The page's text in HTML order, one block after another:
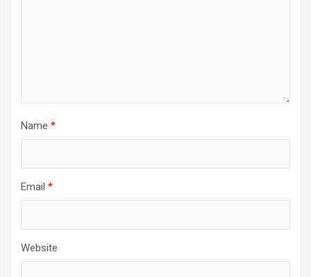
Name *
Email *
Website